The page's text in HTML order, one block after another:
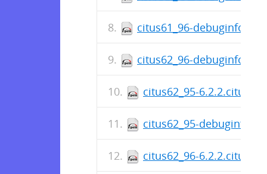
citus61_96-debuginfo-
citus62_96-debuginfo-
citus62_95-6.2.2.citus-
citus62_95-debuginfo-
citus62_96-6.2.2.citus-